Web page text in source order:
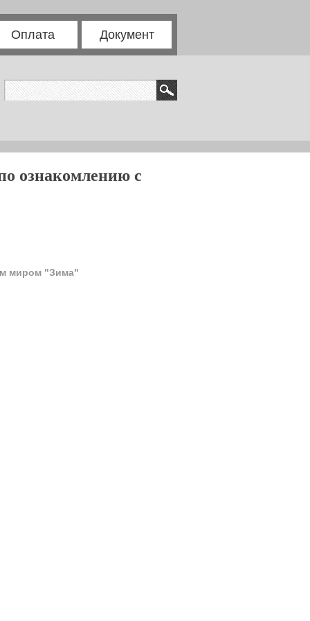
Оплата Документ
ознакомлению с
миром "Зима"